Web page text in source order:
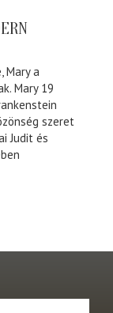
Mary a
Mary 19
szeret
Judit és